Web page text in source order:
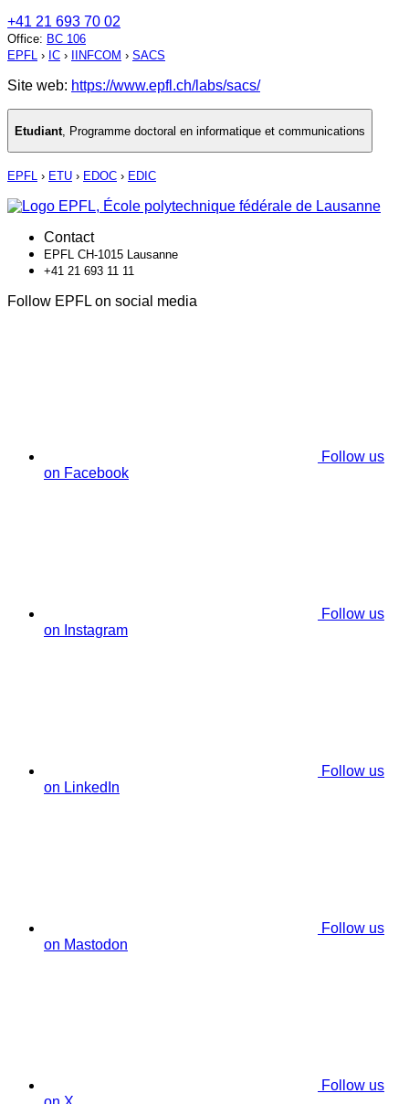
+41 21 693 70 02
Office: BC 106
EPFL › IC › IINFCOM › SACS
Site web: https://www.epfl.ch/labs/sacs/
Etudiant Programme doctoral en informatique et communications
EPFL › ETU › EDOC › EDIC
Contact
EPFL CH-1015 Lausanne
+41 21 693 11 11
Follow EPFL on social media
Follow us
on Facebook
Follow us
on Instagram
Follow us
on LinkedIn
Follow us
on Mastodon
Follow us